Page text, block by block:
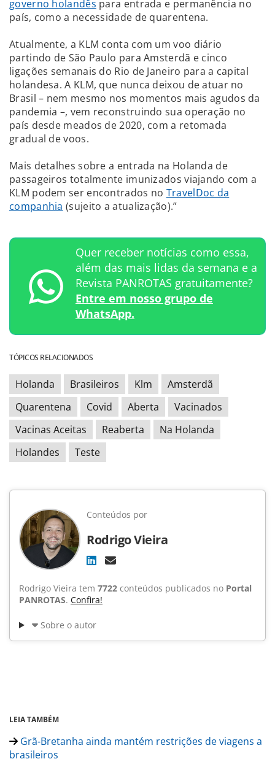
governo holandês para entrada e permanência no
país, como a necessidade de quarentena.
Atualmente, a KLM conta com um voo diário
partindo de São Paulo para Amsterdã e cinco
ligações semanais do Rio de Janeiro para a capital
holandesa. A KLM, que nunca deixou de atuar no
Brasil – nem mesmo nos momentos mais agudos da
pandemia –, vem reconstruindo sua operação no
país desde meados de 2020, com a retomada
gradual de voos.
Mais detalhes sobre a entrada na Holanda de
passageiros totalmente imunizados viajando com a
KLM podem ser encontrados no TravelDoc da
companhia (sujeito a atualização).”
Quer receber notícias como essa,
além das mais lidas da semana e a
Revista PANROTAS gratuitamente?
Entre em nosso grupo de
WhatsApp.
TÓPICOS RELACIONADOS
Holanda Brasileiros Klm
Amsterdã
Quarentena
Covid Aberta
Vacinados
Vacinas Aceitas
Reaberta
Na Holanda
Holandes
Teste
Conteúdos por
Rodrigo Vieira
Rodrigo Vieira tem 7722 conteúdos publicados no Portal
PANROTAS. Confira!
Sobre o autor
LEIA TAMBÉM
Grã-Bretanha ainda mantém restrições de viagens a
brasileiros